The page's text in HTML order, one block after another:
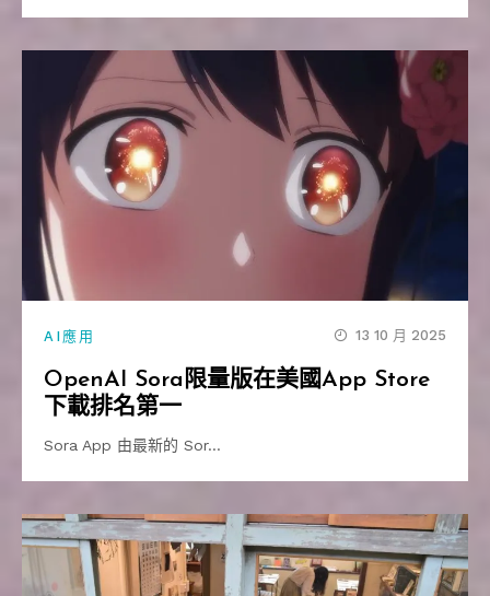
AI應用 13 10 月 2025
OpenAI Sora限量版在美國App Store
下載排名第一
Sora App 由最新的 Sor…